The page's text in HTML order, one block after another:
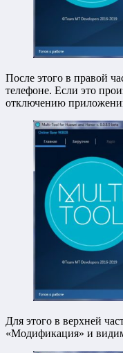
После этого в правой
телефоне. Если это
отключению
Для этого в верхней
«Модификация» и